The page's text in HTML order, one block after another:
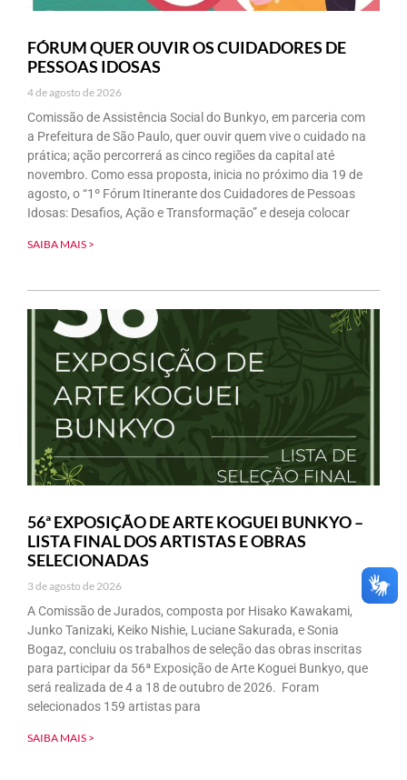
FÓRUM QUER OUVIR OS CUIDADORES DE
PESSOAS IDOSAS
4 de agosto de 2026
Comissão de Assistência Social do Bunkyo, em parceria com
a Prefeitura de São Paulo, quer ouvir quem vive o cuidado na
prática; ação percorrerá as cinco regiões da capital até
novembro. Como essa proposta, inicia no próximo dia 19 de
agosto, o “1º Fórum Itinerante dos Cuidadores de Pessoas
Idosas: Desafios, Ação e Transformação” e deseja colocar
SAIBA MAIS >
56ª EXPOSIÇÃO DE ARTE KOGUEI BUNKYO –
LISTA FINAL DOS ARTISTAS E OBRAS
SELECIONADAS
3 de agosto de 2026
A Comissão de Jurados, composta por Hisako Kawakami,
Junko Tanizaki, Keiko Nishie, Luciane Sakurada, e Sonia
Bogaz, concluiu os trabalhos de seleção das obras inscritas
para participar da 56ª Exposição de Arte Koguei Bunkyo, que
será realizada de 4 a 18 de outubro de 2026. Foram
selecionados 159 artistas para
SAIBA MAIS >